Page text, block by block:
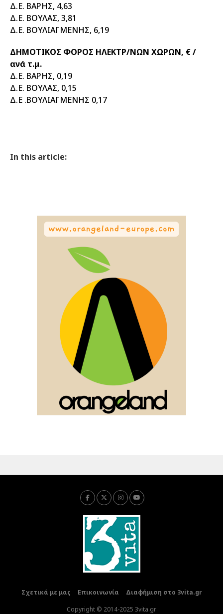
Δ.Ε. ΒΑΡΗΣ, 4,63
Δ.Ε. ΒΟΥΛΑΣ, 3,81
Δ.Ε. ΒΟΥΛΙΑΓΜΕΝΗΣ, 6,19
ΔΗΜΟΤΙΚΟΣ ΦΟΡΟΣ ΗΛΕΚΤΡ/ΝΩΝ ΧΩΡΩΝ, € /
ανά τ.μ.
Δ.Ε. ΒΑΡΗΣ, 0,19
Δ.Ε. ΒΟΥΛΑΣ, 0,15
Δ.Ε .ΒΟΥΛΙΑΓΜΕΝΗΣ 0,17
In this article:
Σχετικά με μας Επικοινωνία
Διαφήμιση στο 3vita.gr
Copyright © 2014-2025 3vita.gr